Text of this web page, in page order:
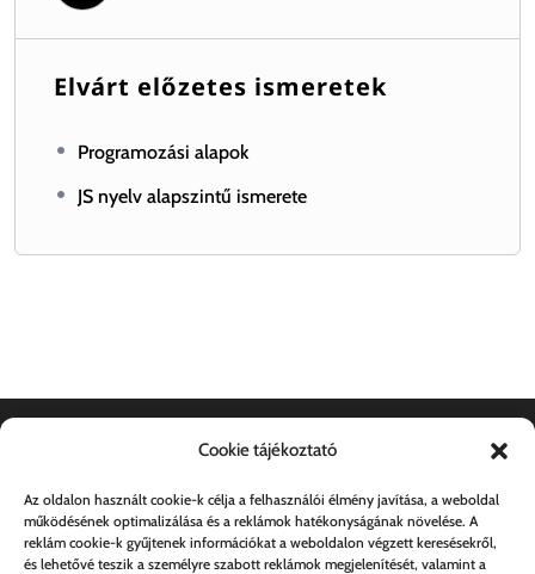
Cookie tájékoztató
Az oldalon használt cookie-k célja a felhasználói élmény javítása, a weboldal
működésének optimalizálása és a reklámok hatékonyságának növelése. A
reklám cookie-k gyűjtenek információkat a weboldalon végzett keresésekről,
és lehetővé teszik a személyre szabott reklámok megjelenítését, valamint a
Elvárt előzetes ismeretek
Programozási alapok
JS nyelv alapszintű ismerete
Dokumentumok
Általános szerződési feltételek